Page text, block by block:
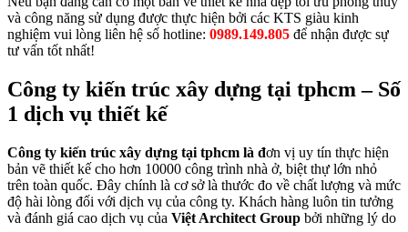
và công năng sử dụng được thực hiện bởi các KTS giàu kinh
nghiệm vui lòng liên hệ số hotline: 0989.149.805 để nhận được sự
tư vấn tốt nhất!
Công ty kiến trúc xây dựng tại tphcm – Số
1 dịch vụ thiết kế
Công ty kiến trúc xây dựng tại tphcm là đơn vị uy tín thực hiện
bản vẽ thiết kế cho hơn 10000 công trình nhà ở, biệt thự lớn nhỏ
trên toàn quốc. Đây chính là cơ sở là thước đo về chất lượng và mức
độ hài lòng đối với dịch vụ của công ty. Khách hàng luôn tin tưởng
và đánh giá cao dịch vụ của Việt Architect Group bởi những lý do